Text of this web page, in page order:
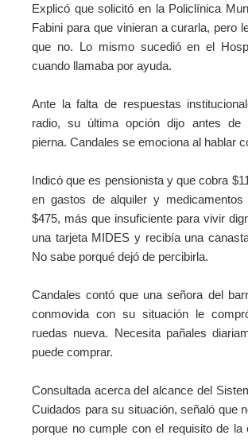
Explicó que solicitó en la Policlínica
Fabini para que vinieran a curarla, pero
que no. Lo mismo sucedió en el
cuando llamaba por ayuda.
Ante la falta de respuestas
radio, su última opción dijo antes de
pierna. Candales se emociona al hablar
Indicó que es pensionista y que cobra
en gastos de alquiler y
$475, más que insuficiente para vivir
una tarjeta MIDES y recibía una
No sabe porqué dejó de percibirla.
Candales contó que una señora del
conmovida con su situación le
ruedas nueva. Necesita pañales
puede comprar.
Consultada acerca del alcance del
Cuidados para su situación, señaló que
porque no cumple con el requisito de la